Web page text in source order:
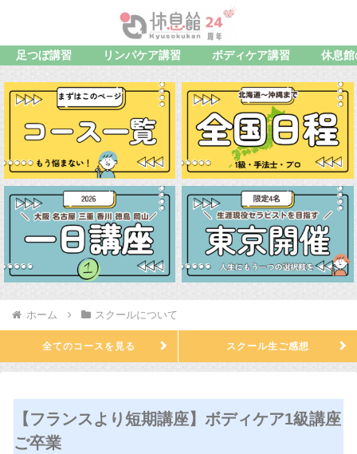
足つぼ講習 リンパケア講習 ボディケア講習 休息
ホーム スクールについて
全てのコースを見る スクール生ご感想
【フランスより短期講座】ボディケア1級講座
ご卒業